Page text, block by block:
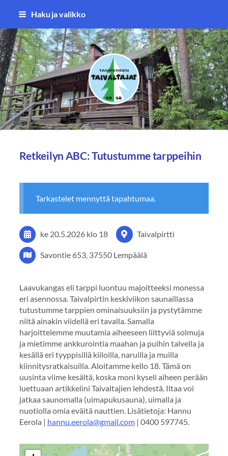
Siirry
sisältöön
Haku ja valikko
Tampereen Taivaltajat ry
Retkeilyn ABC: Tutustumme tarppeihin
Tarkastelet mennyttä tapahtumaa.
ke 20.5.2026 klo 18 Taivalpirtti
Savontie 653, 37550 Lempäälä
Laavukangas eli tarppi luontuu majoitteeksi monessa
eri asennossa. Taivalpirtin keskiviikon saunaillassa
tutustumme tarppien ominaisuuksiin ja pystytämme
niitä ainakin viidellä eri tavalla. Samalla
harjoittelemme muutamia aiheeseen liittyviä solmuja
ja mietimme ankkurointia maahan ja puihin talvella ja
kesällä eri tyyppisillä kiiloilla, naruilla ja muilla
kiinnitysratkaisuilla. Aloitamme kello 18. Tämä on
uusinta viime kesältä, koska moni kyseli aiheen perään
luettuaan artikkelini Taivaltajien lehdestä. Iltaa voi
jatkaa saunomalla (uimapukusauna), uimalla ja
nuotiolla omia eväitä nauttien. Lisätietoja: Hannu
Eerola | hannu.eerola@gmail.com| 0400 597745.